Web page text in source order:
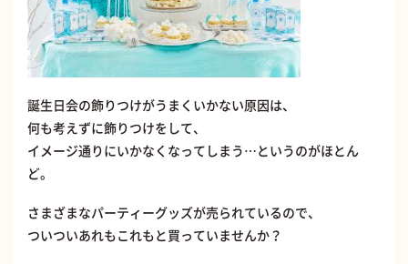
誕生日会の飾りつけがうまくいかない原因は、
何も考えずに飾りつけをして、
イメージ通りにいかなくなってしまう…というのがほとん
ど。
さまざまなパーティーグッズが売られているので、
ついついあれもこれもと買っていませんか？